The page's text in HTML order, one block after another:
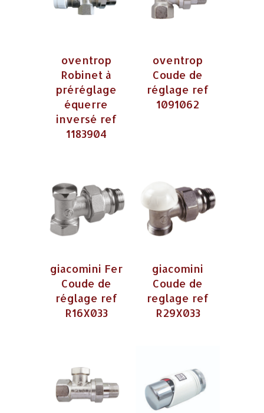
oventrop
Robinet à
préréglage
équerre
inversé ref
1183904
oventrop
Coude de
réglage ref
1091062
giacomini Fer
Coude de
réglage ref
R16X033
giacomini
Coude de
reglage ref
R29X033